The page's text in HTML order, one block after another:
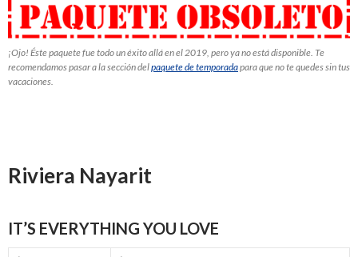
¡Ojo! Éste paquete fue todo un éxito allá en el 2019, pero ya no está disponible. Te
recomendamos pasar a la sección delpaquete de temporadapara que no te quedes sin tus
vacaciones.
Riviera Nayarit
IT’S EVERYTHING YOU LOVE